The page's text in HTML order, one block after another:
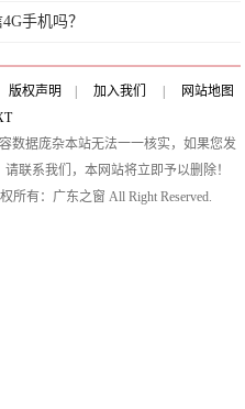
手机吗？
版权声明 加入我们
网站地图
数据庞杂本站无法一一核实，如果您发
联系我们，本网站将立即予以删除！
所有：广东之窗 All Right Reserved.